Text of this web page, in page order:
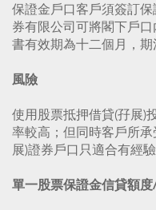
保證金戶口客戶須簽訂
券有限公司可將閣下戶
書有效期為十二個月，期
風險
使用股票抵押借貸(孖展)
率較高；但同時客戶所
展)證券戶口只適合有經
單一股票保證金信貸額